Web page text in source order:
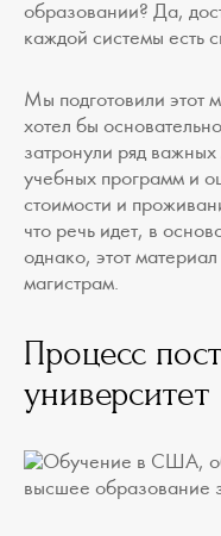
образовании? Да,
каждой системы есть
Мы подготовили этот
хотел бы
затронули ряд
учебных программ и
стоимости и
что речь идет, в
однако, этот
магистрам.
Процесс
университет